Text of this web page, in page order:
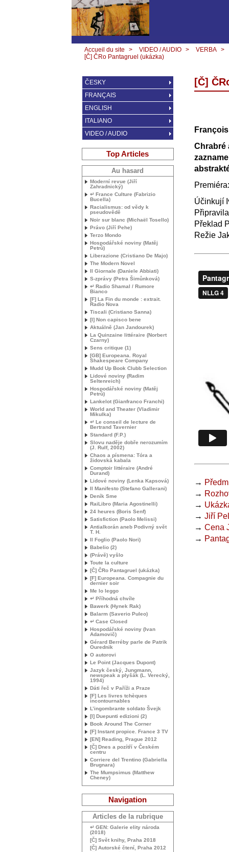
Accueil du site > VIDEO / AUDIO > VERBA >
[Č] ČRo Pantagruel (ukázka)
[Č]
Chrabré
Účinkují
Překlad
Režie
→
→
→
→ Jiří
→ Cena
→
ČESKY
FRANÇAIS
ENGLISH
ITALIANO
VIDEO / AUDIO
Top Articles
Au hasard
Moderní revue (Jiří
Zahradnický)
↵ France Culture (Fabrizio
Bucella)
Racialismus: od vědy k
pseudovědě
Noir sur blanc (Michaël Tosello)
Právo (Jiří Pehe)
Terzo Mondo
Hospodářské noviny (Matěj
Petrů)
Liberazione (Cristiano De Majo)
The Modern Novel
Il Giornale (Daniele Abbiati)
S-zprávy (Petra Šimůnková)
↵ Radio Shamal / Rumore
Bianco
[F] La Fin du monde : extrait.
Radio Nova
Tiscali (Cristiano Sanna)
[I] Non capisco bene
Aktuálně (Jan Jandourek)
La Quinzaine littéraire (Norbert
Czarny)
Sens critique (1)
[GB] Europeana. Royal
Shakespeare Company
Mudd Up Book Clubb Selection
Lidové noviny (Radim
Seltenreich)
Hospodářské noviny (Matěj
Petrů)
Lankelot (Gianfranco Franchi)
World and Theater (Vladimir
Mikulka)
↵ Le conseil de lecture de
Bertrand Tavernier
Standard (F.P.)
Slovu naděje dobře nerozumím
(J. Rulf, 2002)
Chaos a písmena: Tóra a
židovská kabala
Comptoir littéraire (André
Durand)
Lidové noviny (Lenka Kapsová)
Il Manifesto (Stefano Gallerani)
Deník Sme
RaiLibro (Maria Agostinelli)
24 heures (Boris Senf)
Satisfiction (Paolo Melissi)
Antialkorán aneb Podivný svět
T. H.
Il Foglio (Paolo Nori)
Babelio (2)
(Právě) vyšlo
Toute la culture
[Č] ČRo Pantagruel (ukázka)
[F] Europeana. Compagnie du
dernier soir
Me lo leggo
↵ Příhodná chvíle
Bawerk (Hynek Rak)
Balarm (Saverio Puleo)
↵ Case Closed
Hospodářské noviny (Ivan
Adamovič)
Gérard Berréby parle de Patrik
Ourednik
O autorovi
Le Point (Jacques Dupont)
Jazyk český, Jungmann,
newspeak a plyšák (L. Verecký,
1994)
Dáti řeč v Paříži a Praze
[F] Les livres tchèques
incontournables
L’ingombrante soldato Švejk
[I] Duepunti edizioni (2)
Book Around The Corner
[F] Instant propice. France 3 TV
[EN] Reading, Prague 2012
[Č] Dnes a pozítří v Českém
centru
Corriere del Trentino (Gabriella
Brugnara)
The Mumpsimus (Matthew
Cheney)
Navigation
Articles de la rubrique
↵ GEN: Galerie elity národa
(2018)
[Č] Svět knihy, Praha 2018
[Č] Autorské čtení, Praha 2012